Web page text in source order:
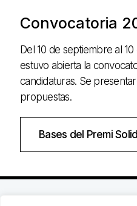
Convocatoria
Del 10 de septiembre al
estuvo abierta la
candidaturas. Se
propuestas.
Bases del Premi